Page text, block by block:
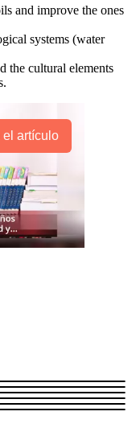
and improve the ones
systems (water
the cultural elements
el artículo